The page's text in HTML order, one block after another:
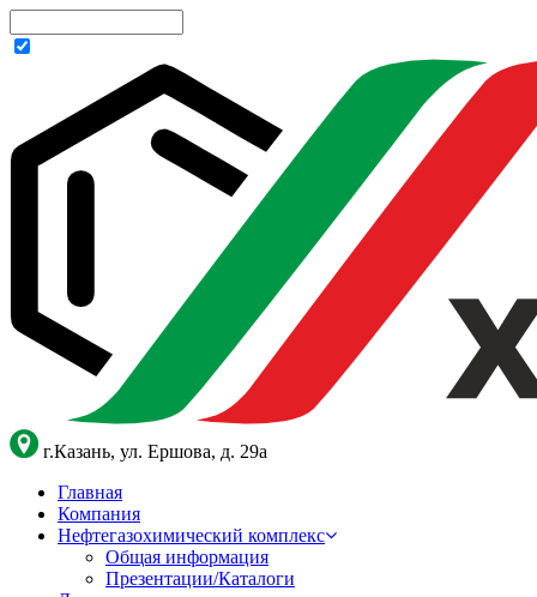
г.Казань, ул. Ершова, д. 29а
Главная
Компания
Нефтегазохимический комплекс
Общая информация
Презентации/Каталоги